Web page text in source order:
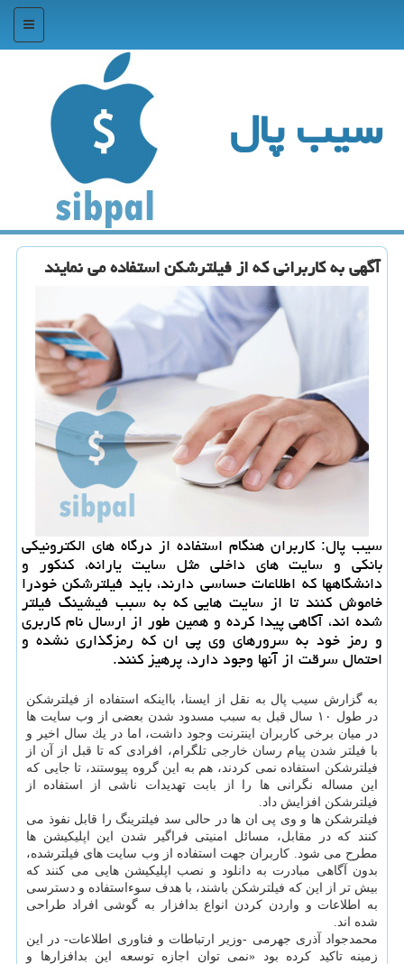
منو
سیب پال
آگهی به كاربرانی كه از فیلترشكن استفاده می نمایند
سیب پال: كاربران هنگام استفاده از درگاه های الكترونیكی
بانكی و سایت های داخلی مثل سایت یارانه، كنكور و
دانشگاهها كه اطلاعات حساسی دارند، باید فیلترشكن خودرا
خاموش كنند تا از سایت هایی كه به سبب فیشینگ فیلتر
شده اند، آگاهی پیدا كرده و همین طور از ارسال نام كاربری
و رمز خود به سرورهای وی پی ان كه رمزگذاری نشده و
احتمال سرقت از آنها وجود دارد، پرهیز كنند.
به گزارش سیب پال به نقل از ایسنا، بااینكه استفاده از فیلترشكن
در طول ۱۰ سال قبل به سبب مسدود شدن بعضی از وب سایت ها
در میان برخی كاربران اینترنت وجود داشت، اما در یك سال اخیر و
با فیلتر شدن پیام رسان خارجی تلگرام، افرادی كه تا قبل از آن از
فیلترشكن استفاده نمی كردند، هم به این گروه پیوستند، تا جایی كه
این مساله نگرانی ها را از بابت تهدیدات ناشی از استفاده از
فیلترشكن افزایش داد.
فیلترشكن ها و وی پی ان ها در حالی سد فیلترینگ را قابل نفوذ می
كنند كه در مقابل، مسائل امنیتی فراگیر شدن این اپلیكیشن ها
مطرح می شود. كاربران جهت استفاده از وب سایت های فیلترشده،
بدون آگاهی مبادرت به دانلود و نصب اپلیكیشن هایی می كنند كه
بیش تر از این كه فیلترشكن باشند، با هدف سوءاستفاده و دسترسی
به اطلاعات و واردن كردن انواع بدافزار به گوشی افراد طراحی
شده اند.
محمدجواد آذری جهرمی -وزیر ارتباطات و فناوری اطلاعات- در این
زمینه تاكید كرده بود «نمی توان اجازه توسعه این بدافزارها و